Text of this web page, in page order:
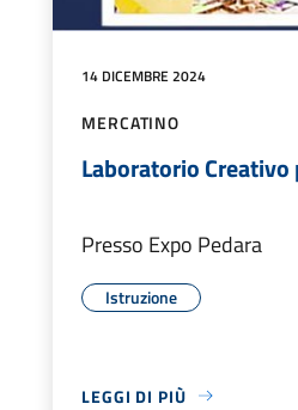
14 DICEMBRE 2024
MERCATINO
Laboratorio
Presso Expo Pedara
Istruzione
LEGGI DI PIÙ